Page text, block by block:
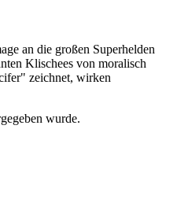
an die großen Superhelden
Klischees von moralisch
zeichnet, wirken
wurde.